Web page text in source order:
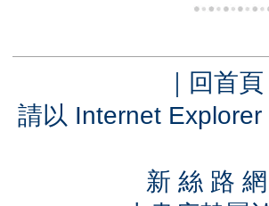
｜ 回首頁
請以 Internet
新 絲 路